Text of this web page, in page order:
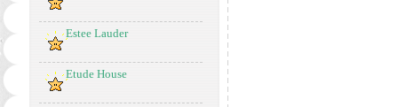
Estee Lauder
Etude House